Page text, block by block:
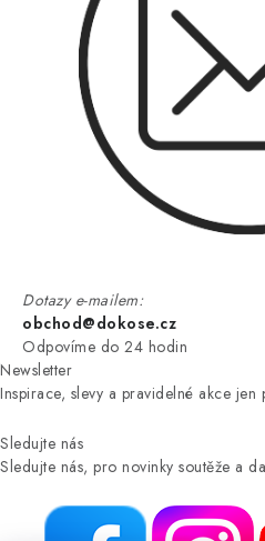
Dotazy e-mailem:
obchod@dokose.cz
Odpovíme do 24 hodin
Newsletter
Inspirace, slevy a pravidelné akce jen
Sledujte nás
Sledujte nás, pro novinky soutěže a